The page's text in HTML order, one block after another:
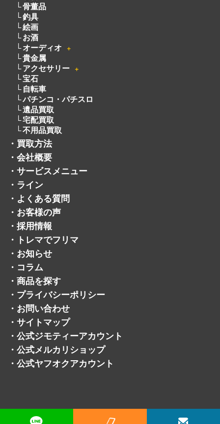
厨房機器
着物
骨董品
釣具
絵画
お酒
オーディオ
＋
貴金属
アクセサリー
宝石
自転車
パチンコ・パチスロ
遺品買取
宅配買取
不用品買取
買取方法
会社概要
サービスメニュー
ライン
よくある質問
お客様の声
採用情報
トレマでフリマ
お知らせ
コラム
商品を探す
プライバシーポリシー
お問い合わせ
サイトマップ
公式ジモティーアカウント
公式メルカリショップ